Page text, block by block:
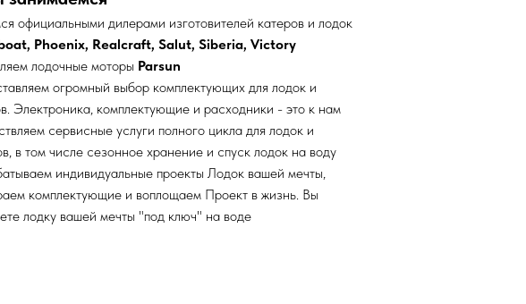
официальными дилерами изготовителей катеров и лодок
Phoenix, Realcraft, Salut, Siberia, Victory
лодочные моторы Parsun
огромный выбор комплектующих для лодок и
Электроника, комплектующие и расходники - это к нам
сервисные услуги полного цикла для лодок и
в том числе сезонное хранение и спуск лодок на воду
индивидуальные проекты Лодок вашей мечты,
комплектующие и воплощаем Проект в жизнь. Вы
лодку вашей мечты "под ключ" на воде